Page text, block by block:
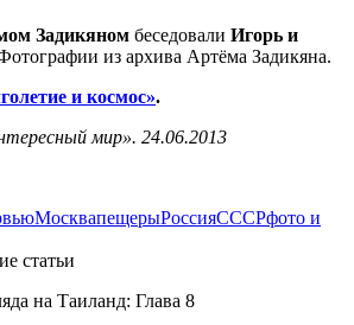
Задикяном беседовали Игорь и
из архива Артёма Задикяна.
и космос».
мир». 24.06.2013
МосквапещерыРоссияСССРфото и
статьи